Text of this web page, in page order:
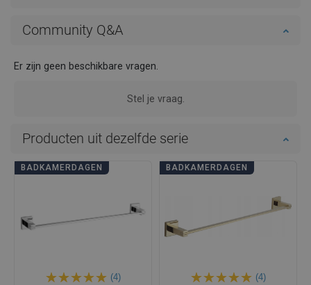
Community Q&A
Er zijn geen beschikbare vragen.
Stel je vraag.
Producten uit dezelfde serie
BADKAMERDAGEN
(4)
BADKAMERDAGEN
(4)